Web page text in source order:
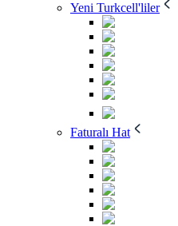
Yeni Turkcell'liler
Faturalı Hat